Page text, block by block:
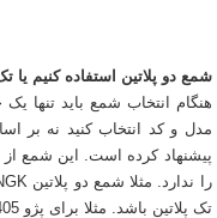
شمع دو پلاتین استفاده کنیم یا
هنگام انتخاب شمع باید تنها
پیشنهاد کرده است. این شمع